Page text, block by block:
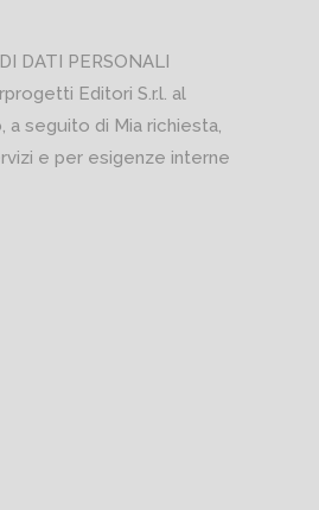
DATI PERSONALI
Editori S.r.l. al
seguito di Mia richiesta,
e per esigenze interne